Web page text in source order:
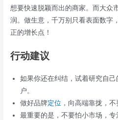
想要快速脱颖而出的商家。而大众
润。做生意，千万别只看表面数字
正的增长点！
行动建议
如果你还在纠结，试着研究自
户。
做好品牌定位 ，向高端靠拢，
最重要的是，不要怕小市场，